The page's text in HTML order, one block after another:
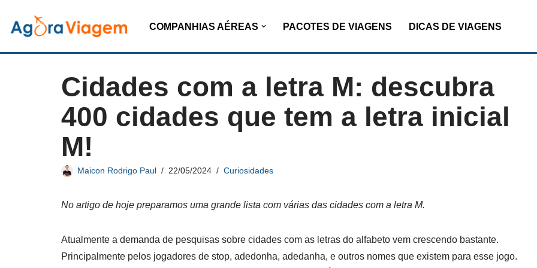
Pular
para
COMPANHIAS AÉREAS PACOTES DE VIAGENS DICAS DE VIAGENS
Cidades com a letra M: descubra
400 cidades que tem a letra inicial
M!
Maicon Rodrigo Paul 22/05/2024 Curiosidades
No artigo de hoje preparamos uma grande lista com várias das cidades com a letra M.
Atualmente a demanda de pesquisas sobre cidades com as letras do alfabeto vem crescendo bastante.
Principalmente pelos jogadores de stop, adedonha, adedanha, e outros nomes que existem para esse jogo.